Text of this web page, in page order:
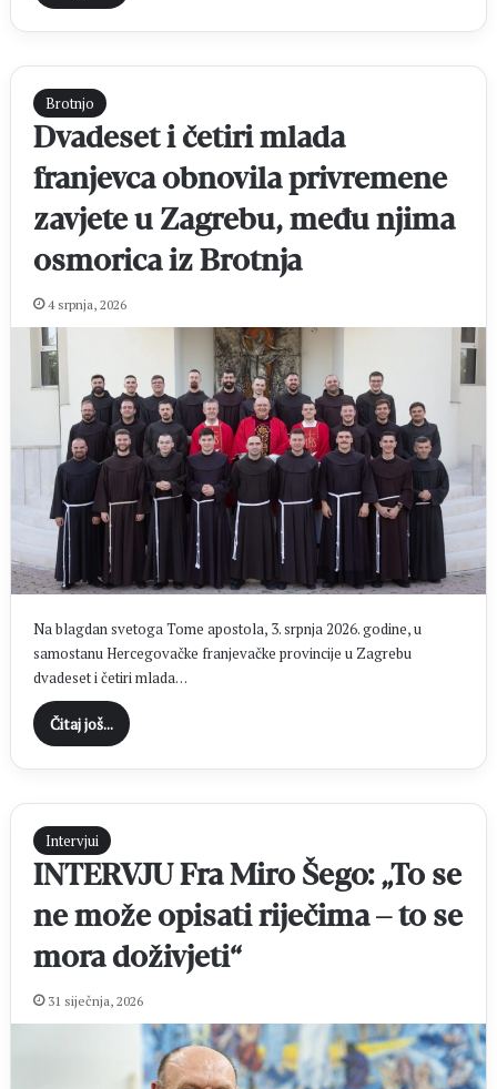
Brotnjo
Dvadeset i četiri mlada
franjevca obnovila privremene
zavjete u Zagrebu, među njima
osmorica iz Brotnja
4 srpnja, 2026
Na blagdan svetoga Tome apostola, 3. srpnja 2026. godine, u
samostanu Hercegovačke franjevačke provincije u Zagrebu
dvadeset i četiri mlada…
Čitaj još...
Intervjui
INTERVJU Fra Miro Šego: „To se
ne može opisati riječima – to se
mora doživjeti“
31 siječnja, 2026